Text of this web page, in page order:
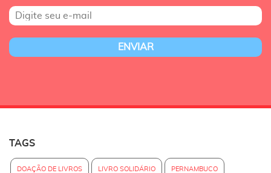
TAGS
DOAÇÃO DE LIVROS LIVRO SOLIDÁRIO PERNAMBUCO